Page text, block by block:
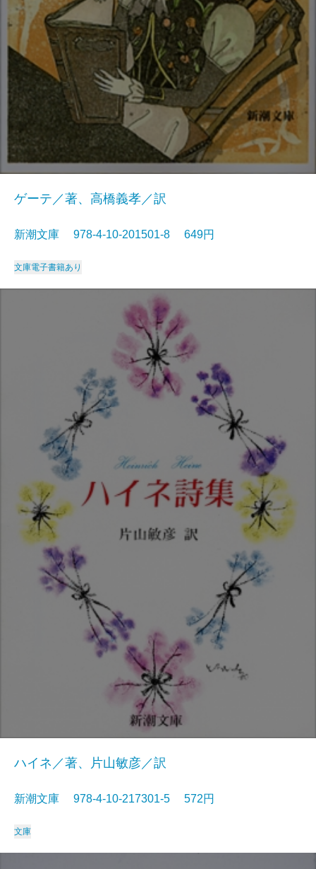
ゲーテ／著、高橋義孝／訳
新潮文庫 978-4-10-201501-8 649円
文庫電子書籍あり
ハイネ／著、片山敏彦／訳
新潮文庫 978-4-10-217301-5 572円
文庫